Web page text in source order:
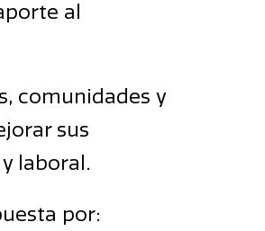
al
comunidades y
sus
laboral.
por: